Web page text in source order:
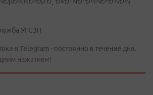
УГСЗН
в Telegram - постоянно в течение дня.
нажатием!